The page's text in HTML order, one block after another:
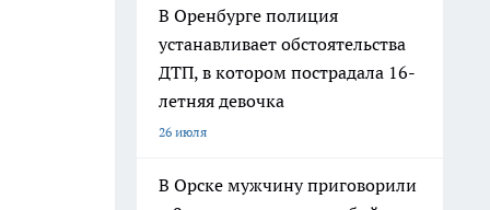
В Оренбурге полиция
устанавливает обстоятельства
ДТП, в котором пострадала 16-
летняя девочка
26 июля
В Орске мужчину приговорили